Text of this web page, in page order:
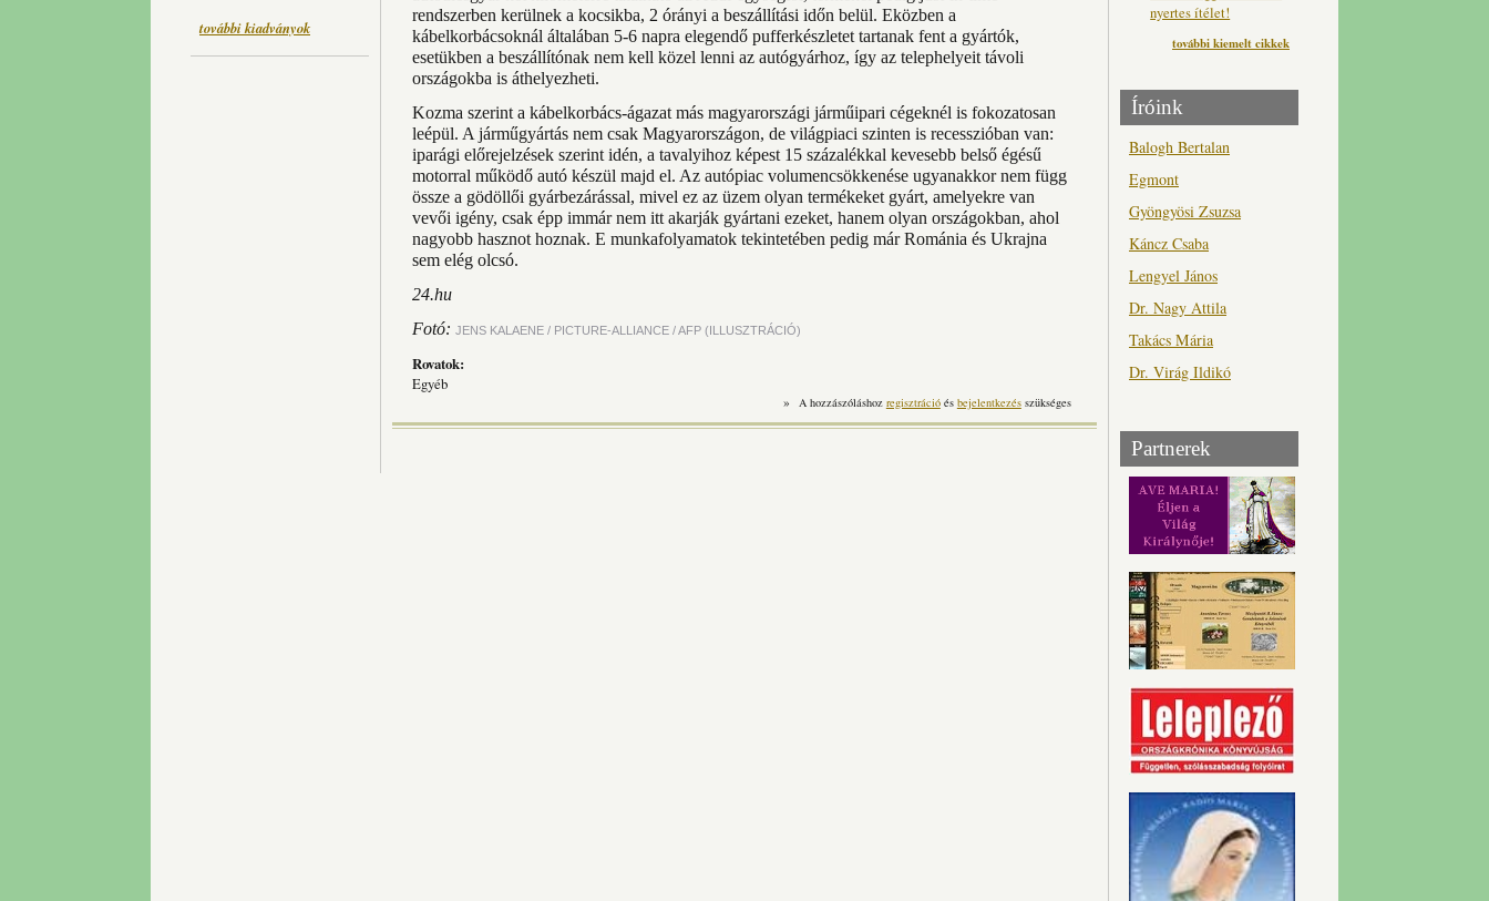
további kiadványok
rendszerben kerülnek a kocsikba, 2 órányi a beszállítási időn belül. Eközben a
kábelkorbácsoknál általában 5-6 napra elegendő pufferkészletet tartanak fent a gyártók,
esetükben a beszállítónak nem kell közel lenni az autógyárhoz, így az telephelyeit távoli
országokba is áthelyezheti.
Kozma szerint a kábelkorbács-ágazat más magyarországi járműipari cégeknél is fokozatosan
leépül. A járműgyártás nem csak Magyarországon, de világpiaci szinten is recesszióban van:
iparági előrejelzések szerint idén, a tavalyihoz képest 15 százalékkal kevesebb belső égésű
motorral működő autó készül majd el. Az autópiac volumencsökkenése ugyanakkor nem függ
össze a gödöllői gyárbezárással, mivel ez az üzem olyan termékeket gyárt, amelyekre van
vevői igény, csak épp immár nem itt akarják gyártani ezeket, hanem olyan országokban, ahol
nagyobb hasznot hoznak. E munkafolyamatok tekintetében pedig már Románia és Ukrajna
sem elég olcsó.
24.hu
Fotó: JENS KALAENE / PICTURE-ALLIANCE / AFP (ILLUSZTRÁCIÓ)
Rovatok:
Egyéb
» A hozzászóláshoz regisztrációés bejelentkezésszükséges
nyertes ítélet!
további kiemelt cikkek
Íróink
Balogh Bertalan
Egmont
Gyöngyösi Zsuzsa
Káncz Csaba
Lengyel János
Dr. Nagy Attila
Takács Mária
Dr. Virág Ildikó
Partnerek